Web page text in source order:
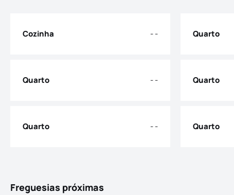
Cozinha - - Quarto
Quarto - - Quarto
Quarto - - Quarto
Freguesias próximas